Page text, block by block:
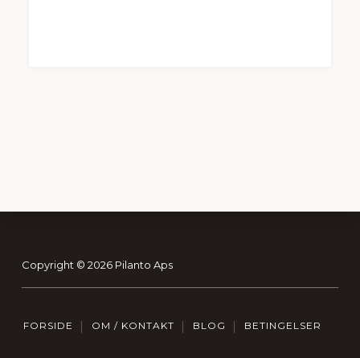
Footer
Copyright © 2026 Pilanto Aps
FORSIDE OM / KONTAKT BLOG BETINGELSER